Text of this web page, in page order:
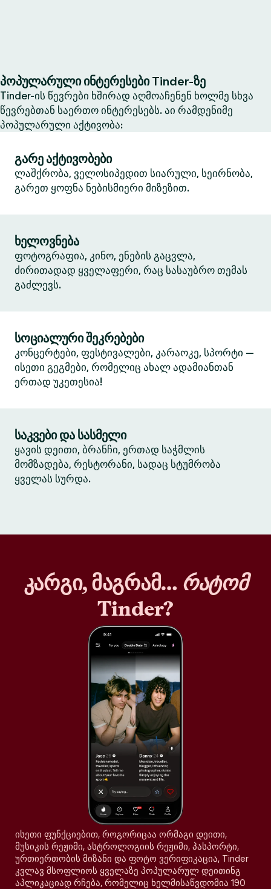
პოპულარული ინტერესები Tinder-ზე
Tinder-ის წევრები ხშირად აღმოაჩენენ ხოლმე სხვა
წევრებთან საერთო ინტერესებს. აი რამდენიმე
პოპულარული აქტივობა:
გარე აქტივობები
ლაშქრობა, ველოსიპედით სიარული, სეირნობა,
გარეთ ყოფნა ნებისმიერი მიზეზით.
ხელოვნება
ფოტოგრაფია, კინო, ენების გაცვლა,
ძირითადად ყველაფერი, რაც სასაუბრო თემას
გაძლევს.
სოციალური შეკრებები
კონცერტები, ფესტივალები, კარაოკე, სპორტი —
ისეთი გეგმები, რომელიც ახალ ადამიანთან
ერთად უკეთესია!
საკვები და სასმელი
ყავის დეითი, ბრანჩი, ერთად საჭმლის
მომზადება, რესტორანი, სადაც სტუმრობა
ყველას სურდა.
კარგი, მაგრამ… რატომ
Tinder?
ისეთი ფუნქციებით, როგორიცაა ორმაგი დეითი,
მუსიკის რეჟიმი, ასტროლოგიის რეჟიმი, პასპორტი,
ურთიერთობის მიზანი და ფოტო ვერიფიკაცია, Tinder
კვლავ მსოფლიოს ყველაზე პოპულარულ დეითინგ
აპლიკაციად რჩება, რომელიც ხელმისაწვდომია 190